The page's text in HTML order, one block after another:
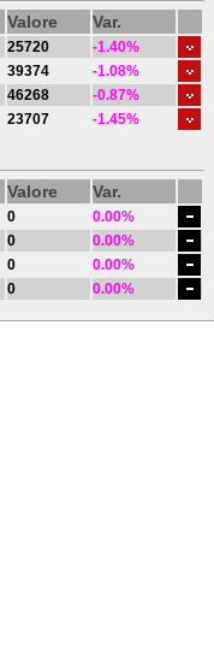
Valore Var.
25720
-1.40%
39374
-1.08%
46268
-0.87%
23707 -1.45%
Valore Var.
0
0.00%
0
0.00%
0
0.00%
0 0.00%